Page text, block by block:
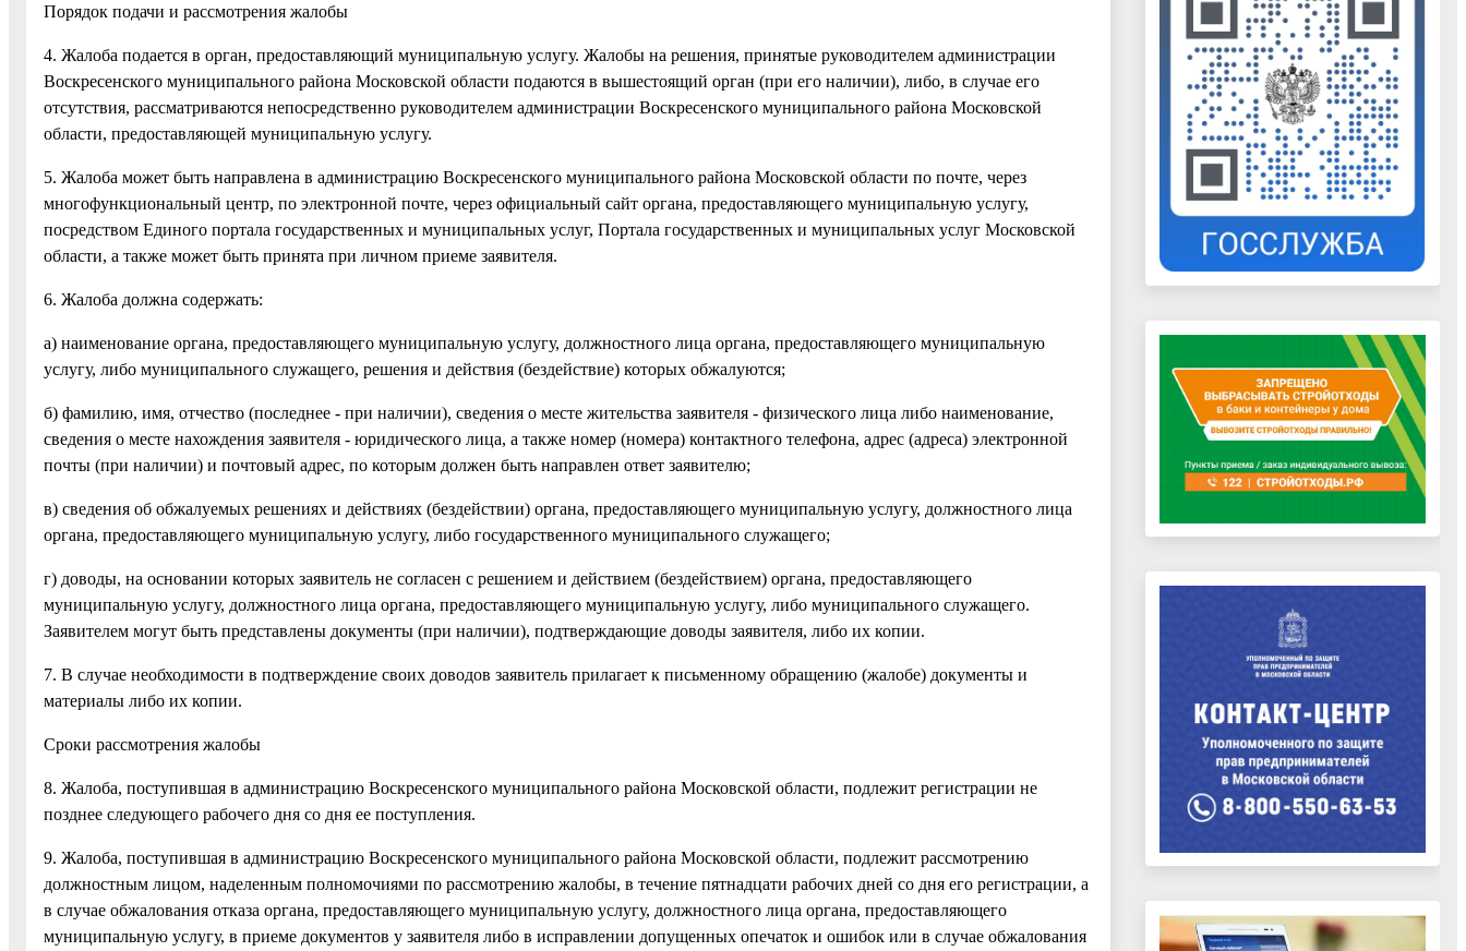
Порядок подачи и рассмотрения жалобы
4. Жалоба подается в орган, предоставляющий муниципальную услугу. Жалобы на решения, принятые руководителем администрации
Воскресенского муниципального района Московской области подаются в вышестоящий орган (при его наличии), либо, в случае его
отсутствия, рассматриваются непосредственно руководителем администрации Воскресенского муниципального района Московской
области, предоставляющей муниципальную услугу.
5. Жалоба может быть направлена в администрацию Воскресенского муниципального района Московской области по почте, через
многофункциональный центр, по электронной почте, через официальный сайт органа, предоставляющего муниципальную услугу,
посредством Единого портала государственных и муниципальных услуг, Портала государственных и муниципальных услуг Московской
области, а также может быть принята при личном приеме заявителя.
6. Жалоба должна содержать:
а) наименование органа, предоставляющего муниципальную услугу, должностного лица органа, предоставляющего муниципальную
услугу, либо муниципального служащего, решения и действия (бездействие) которых обжалуются;
б) фамилию, имя, отчество (последнее - при наличии), сведения о месте жительства заявителя - физического лица либо наименование,
сведения о месте нахождения заявителя - юридического лица, а также номер (номера) контактного телефона, адрес (адреса) электронной
почты (при наличии) и почтовый адрес, по которым должен быть направлен ответ заявителю;
в) сведения об обжалуемых решениях и действиях (бездействии) органа, предоставляющего муниципальную услугу, должностного лица
органа, предоставляющего муниципальную услугу, либо государственного муниципального служащего;
г) доводы, на основании которых заявитель не согласен с решением и действием (бездействием) органа, предоставляющего
муниципальную услугу, должностного лица органа, предоставляющего муниципальную услугу, либо муниципального служащего.
Заявителем могут быть представлены документы (при наличии), подтверждающие доводы заявителя, либо их копии.
7. В случае необходимости в подтверждение своих доводов заявитель прилагает к письменному обращению (жалобе) документы и
материалы либо их копии.
Сроки рассмотрения жалобы
8. Жалоба, поступившая в администрацию Воскресенского муниципального района Московской области, подлежит регистрации не
позднее следующего рабочего дня со дня ее поступления.
9. Жалоба, поступившая в администрацию Воскресенского муниципального района Московской области, подлежит рассмотрению
должностным лицом, наделенным полномочиями по рассмотрению жалобы, в течение пятнадцати рабочих дней со дня его регистрации, а
в случае обжалования отказа органа, предоставляющего муниципальную услугу, должностного лица органа, предоставляющего
муниципальную услугу, в приеме документов у заявителя либо в исправлении допущенных опечаток и ошибок или в случае обжалования